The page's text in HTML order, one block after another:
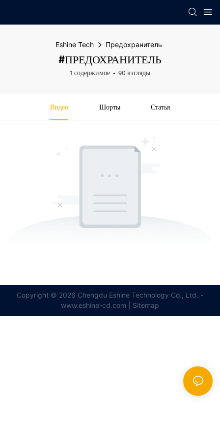
Eshine Tech Предохранитель
#ПРЕДОХРАНИТЕЛЬ
1 содержимое 90 взгляды
Видео Шорты Статья
Copyright © 2026 Chengdu Eshine Technology Co., Ltd. -
www.eshine-cd.com | Sitemap